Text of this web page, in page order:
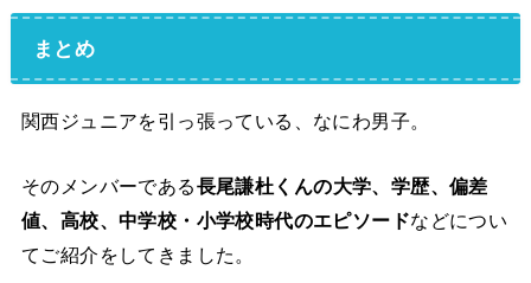
まとめ
関西ジュニアを引っ張っている、なにわ男子。
そのメンバーである長尾謙杜くんの大学、学歴、偏差
値、高校、中学校・小学校時代のエピソードなどについ
てご紹介をしてきました。